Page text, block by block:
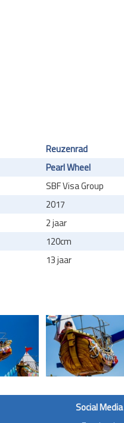
Reuzenrad
Pearl Wheel
SBF Visa Group
2017
2 jaar
120cm
13 jaar
Social Media